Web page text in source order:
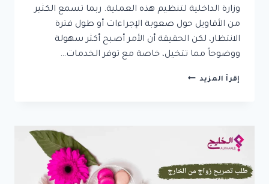
وزارة الداخلية لتنظيم هذه العملية. ربما تسمع الكثير
من الأقاويل حول صعوبة الإجراءات أو طول فترة
الانتظار، لكن الحقيقة أن الأمر أصبح أكثر سهولة
ووضوحاً مما تتخيل، خاصة مع توفر الخدمات…
إقرأ المزيد هل
لخطوات